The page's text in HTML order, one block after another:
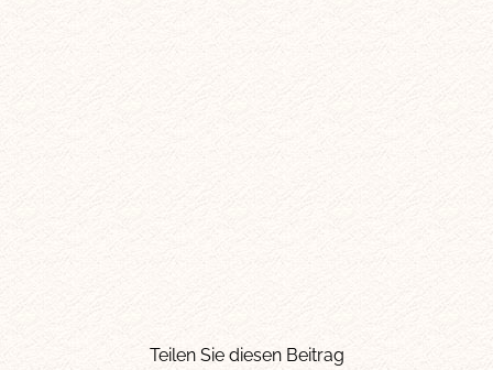
Teilen Sie diesen Beitrag